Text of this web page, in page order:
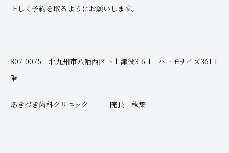
正しく予約を取るようにお願いします。
807-0075 北九州市八幡西区下上津役3-6-1 ハーモナイズ361-1
階
あきづき歯科クリニック 院長 秋築